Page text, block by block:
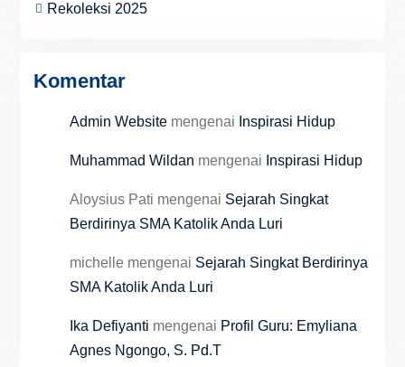
Rekoleksi 2025
Komentar
Admin Websitemengenai Inspirasi Hidup
Muhammad Wildan mengenai Inspirasi Hidup
Aloysius Pati mengenai Sejarah Singkat
Berdirinya SMA Katolik Anda Luri
michelle mengenai Sejarah Singkat Berdirinya
SMA Katolik Anda Luri
Ika Defiyanti mengenai Profil Guru: Emyliana
Agnes Ngongo, S. Pd.T